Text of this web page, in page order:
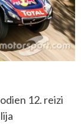
12. reizi